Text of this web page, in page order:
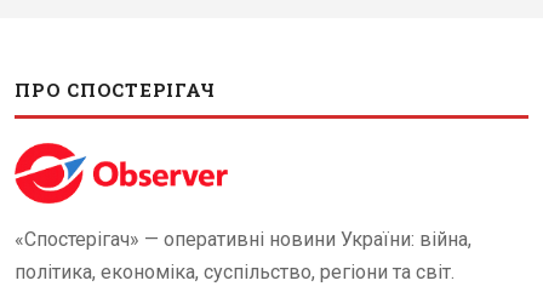
ПРО СПОСТЕРІГАЧ
«Спостерігач» — оперативні новини України: війна,
політика, економіка, суспільство, регіони та світ.